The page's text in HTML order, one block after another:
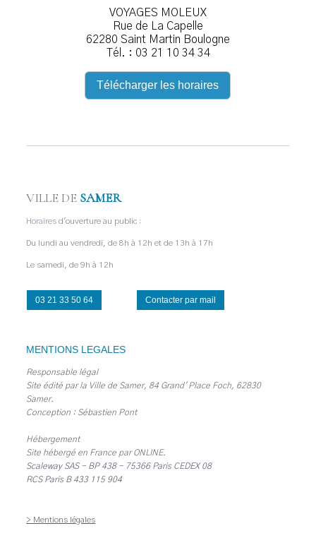
VOYAGES MOLEUX
Rue de La Capelle
62280 Saint Martin Boulogne
Tél. : 03 21 10 34 34
Télécharger les horaires
VILLE DE SAMER
Horaires d'ouverture au public :
Du lundi au vendredi, de 8h à 12h et de 13h à 17h
Le samedi, de 9h à 12h
03 21 33 50 64 Contacter par mail
MENTIONS LEGALES
Responsable légal
Site édité par la Ville de Samer, 84 Grand' Place Foch, 62830
Samer.
Conception : Sébastien Pont
Hébergement
Site hébergé en France parONLINE.
Scaleway SAS - BP 438 - 75366 Paris CEDEX 08
RCS Paris B 433 115 904
> Mentions légales